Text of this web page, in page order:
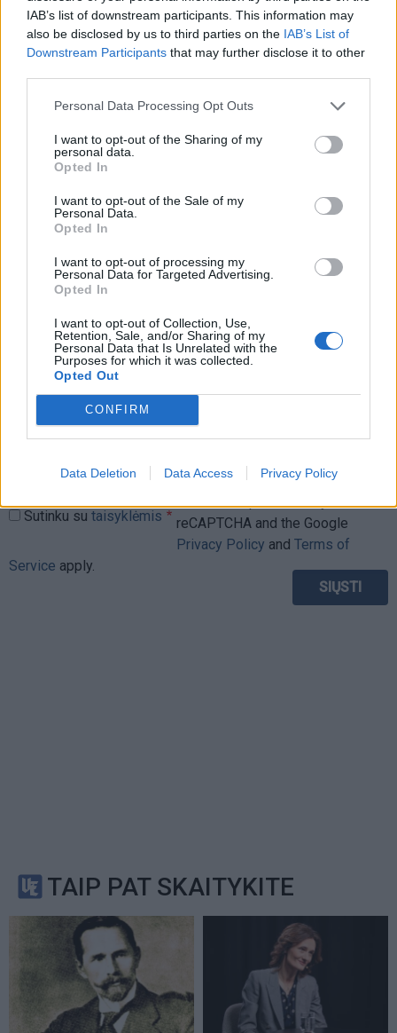
IAB’s list of downstream participants. This information may
also be disclosed by us to third parties on the IAB’s List of
Downstream Participants that may further disclose it to other
Personal Data Processing Opt Outs
I want to opt-out of the Sharing of my
personal data.
Opted In
I want to opt-out of the Sale of my
Personal Data.
Opted In
I want to opt-out of processing my
Personal Data for Targeted Advertising.
Opted In
I want to opt-out of Collection, Use,
Retention, Sale, and/or Sharing of my
Personal Data that Is Unrelated with the
Purposes for which it was collected.
Opted Out
CONFIRM
Data Deletion Data Access Privacy Policy
Raktažodžiai kazys škirpa piketas vilnius
Rašyti komentarą
Jūsų vardas
Komentaras
Sutinku su taisyklėmis
This site is protected by
reCAPTCHA and the Google
Privacy Policy and Terms of
Service apply.
TAIP PAT SKAITYKITE